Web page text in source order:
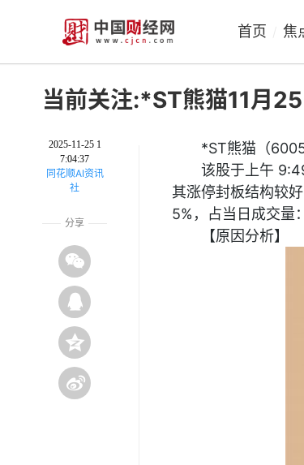
首页 焦
当前关注:*ST熊猫11月
2025-11-25 1
7:04:37
同花顺AI资讯
社
分享
*ST熊猫（
该股于上午
其涨停封板结构较
5%，占当日成交量
【原因分析】